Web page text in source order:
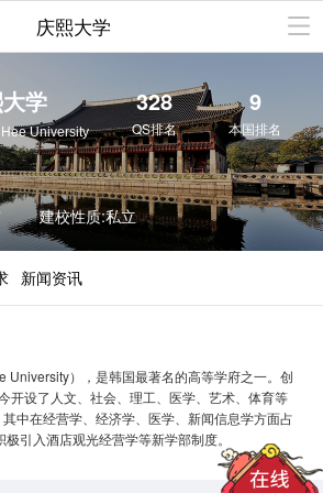
庆熙大学
学
University
328
QS排名
9
本国排名
建校性质:私立
新闻资讯
University），是韩国最著名的高等学府之一。创
开设了人文、社会、理工、医学、艺术、体育等
中在经营学、经济学、医学、新闻信息学方面占
引入酒店观光经营学等新学部制度。